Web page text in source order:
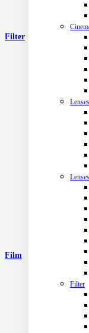
Lenses
Filter
Filter
Film